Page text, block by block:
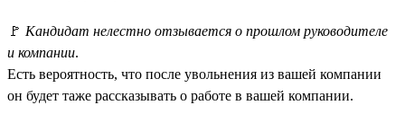
🚩 Кандидат нелестно отзывается о прошлом руководителе
и компании.
Есть вероятность, что после увольнения из вашей компании
он будет таже рассказывать о работе в вашей компании.